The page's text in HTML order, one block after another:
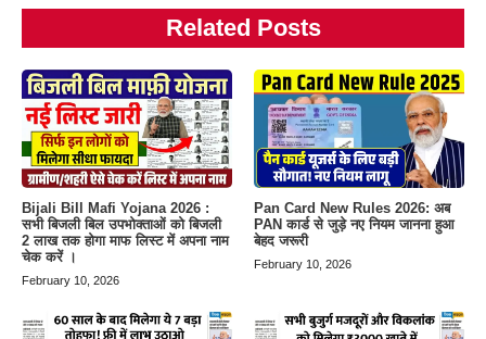
Related Posts
Bijali Bill Mafi Yojana 2026 :
सभी बिजली बिल उपभोक्ताओं को बिजली
2 लाख तक होगा माफ लिस्ट में अपना नाम
चेक करें ।
February 10, 2026
Pan Card New Rules 2026: अब
PAN कार्ड से जुड़े नए नियम जानना हुआ
बेहद जरूरी
February 10, 2026